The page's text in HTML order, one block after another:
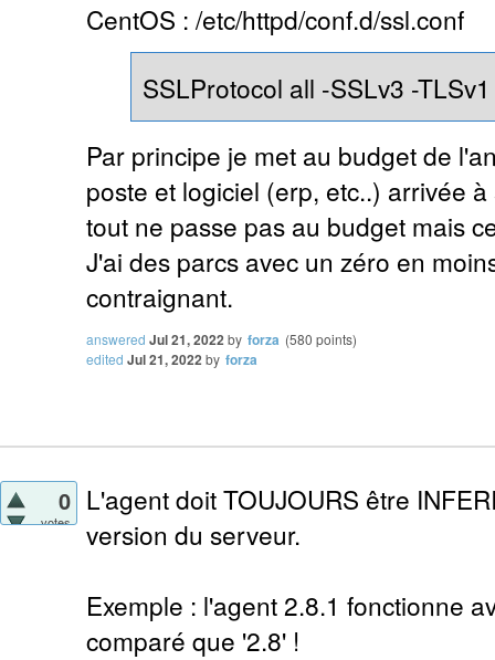
CentOS : /etc/httpd/conf.d/ssl.conf
SSLProtocol all -SSLv3 -
Par principe je met au budget de
poste et logiciel (erp, etc..) arrivée
tout ne passe pas au budget mais
J'ai des parcs avec un zéro en
contraignant.
answered Jul 21, 2022by forza (580 points)
edited Jul 21, 2022by forza
0
votes
L'agent doit TOUJOURS être
version du serveur.
Exemple : l'agent 2.8.1 fonctionne
comparé que '2.8' !